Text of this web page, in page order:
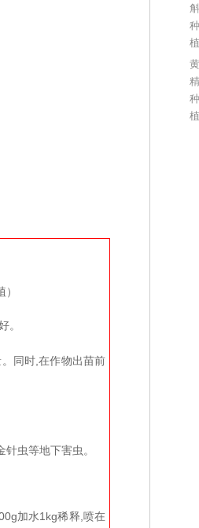
。
同时,在作物出苗前
虫等地下害虫。
加水1kg稀释,喷在
斛
种
植
黄
精
种
植